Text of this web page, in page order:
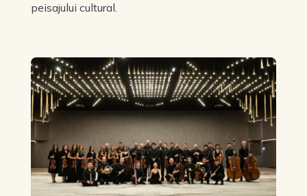
peisajului cultural.